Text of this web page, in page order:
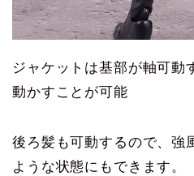
ジャケットは基部が軸可動
動かすことが可能
後ろ髪も可動するので、強
ような状態にもできます。